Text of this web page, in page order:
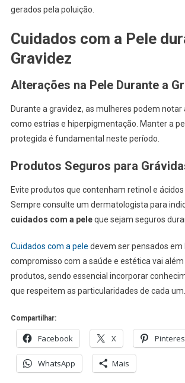
gerados pela poluição.
Cuidados com a Pele
Gravidez
Alterações na Pele Durante a
Durante a gravidez, as mulheres podem notar
como estrias e hiperpigmentação. Manter a
protegida é fundamental neste período.
Produtos Seguros para
Evite produtos que contenham retinol e ácidos
Sempre consulte um dermatologista para
cuidados com a peleque sejam seguros
Cuidados com a pele devem ser pensados em
compromisso com a saúde e estética vai além
produtos, sendo essencial incorporar
que respeitem as particularidades de cada um.
Compartilhar:
Facebook X
WhatsApp Mais